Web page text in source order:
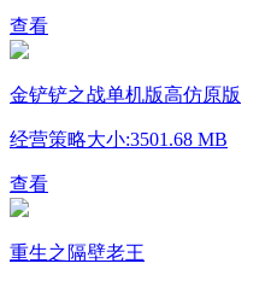
查看
金铲铲之战单机版高仿原版
经营策略大小:3501.68 MB
查看
重生之隔壁老王